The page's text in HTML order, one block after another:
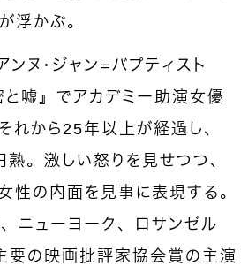
浮かぶ。
ヌ・ジャン＝バプティスト
嘘』でアカデミー助演女優
れから25年以上が経過し、
熟。激しい怒りを見せつつ、
性の内面を見事に表現する。
ニューヨーク、ロサンゼル
要の映画批評家協会賞の主演